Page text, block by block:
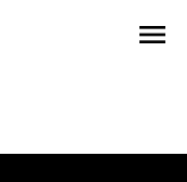
menu